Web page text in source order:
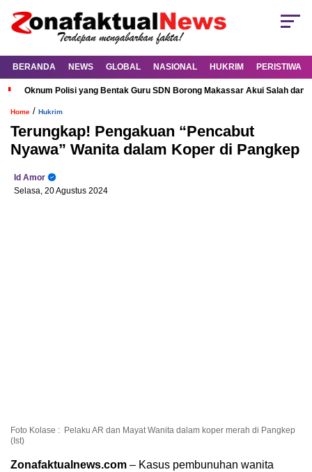
BERANDA NEWS GLOBAL NASIONAL HUKRIM PERISTIWA
Oknum Polisi yang Bentak Guru SDN Borong Makassar Akui Salah dan
Home / Hukrim
Terungkap! Pengakuan “Pencabut
Nyawa” Wanita dalam Koper di Pangkep
Id Amor
Selasa, 20 Agustus 2024
Foto Kolase : Pelaku AR dan Mayat Wanita dalam koper merah di Pangkep
(Ist)
Zonafaktualnews.com – Kasus pembunuhan wanita